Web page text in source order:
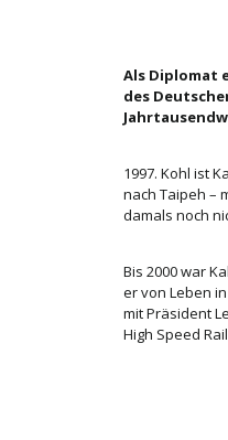
Als Diplomat
des
1997. Kohl ist
nach Taipeh –
damals noch
Bis 2000 war
er von Leben
mit Präsident
High Speed